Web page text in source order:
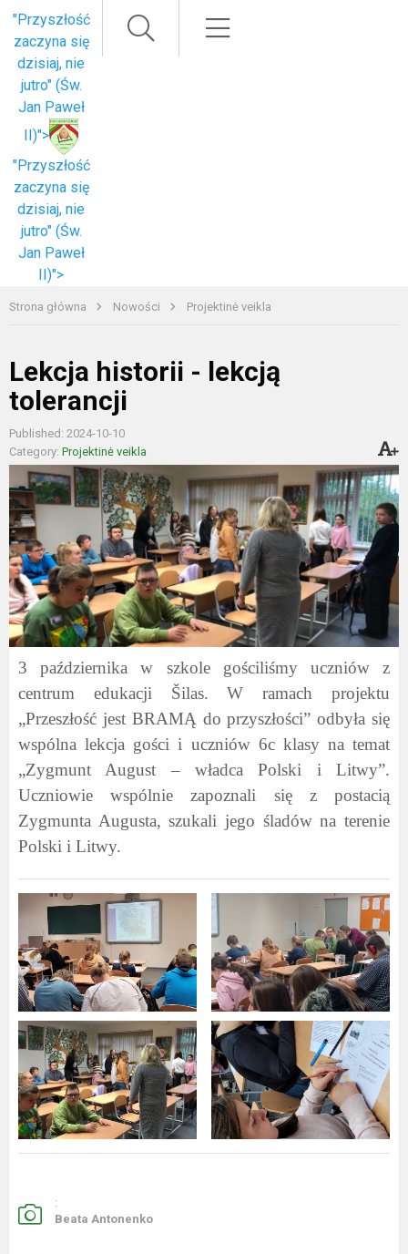
"Przyszłość
zaczyna się
dzisiaj, nie
jutro" (Św.
Jan Paweł
II)">
"Przyszłość
zaczyna się
dzisiaj, nie
jutro" (Św.
Jan Paweł
II)">
Strona główna Nowości Projektinė veikla
Lekcja historii - lekcją
tolerancji
Published: 2024-10-10
Category: Projektinė veikla
3 października w szkole gościliśmy uczniów z
centrum edukacji Šilas. W ramach projektu
„Przeszłość jest BRAMĄ do przyszłości” odbyła się
wspólna lekcja gości i uczniów 6c klasy na temat
„Zygmunt August – władca Polski i Litwy”.
Uczniowie wspólnie zapoznali się z postacią
Zygmunta Augusta, szukali jego śladów na terenie
Polski i Litwy.
:
Beata Antonenko